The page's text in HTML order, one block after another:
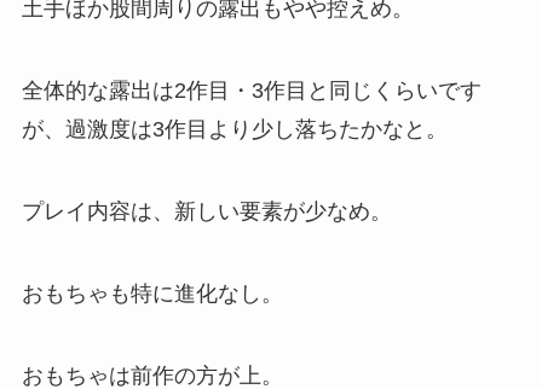
土手ほか股間周りの露出もやや控えめ。
全体的な露出は2作目・3作目と同じくらいです
が、過激度は3作目より少し落ちたかなと。
プレイ内容は、新しい要素が少なめ。
おもちゃも特に進化なし。
おもちゃは前作の方が上。